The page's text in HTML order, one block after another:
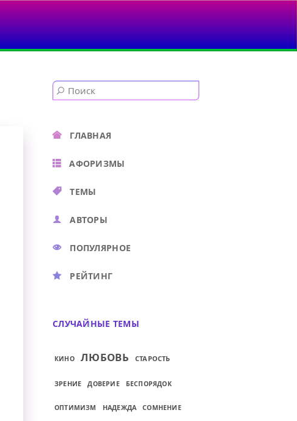
ГЛАВНАЯ
АФОРИЗМЫ
ТЕМЫ
АВТОРЫ
ПОПУЛЯРНОЕ
РЕЙТИНГ
СЛУЧАЙНЫЕ ТЕМЫ
КИНО ЛЮБОВЬ СТАРОСТЬ
ЗРЕНИЕ ДОВЕРИЕ БЕСПОРЯДОК
ОПТИМИЗМ НАДЕЖДА СОМНЕНИЕ